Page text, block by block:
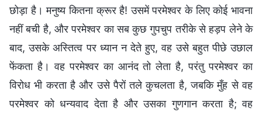
छोड़ा है। मनुष्य कितना क्रूर है! उसमें परमेश्वर के लिए कोई भावना
नहीं बची है, और परमेश्वर का सब कुछ गुपचुप तरीके से हड़प लेने के
बाद, उसके अस्तित्व पर ध्यान न देते हुए, वह उसे बहुत पीछे उछाल
फेंकता है। वह परमेश्वर का आनंद तो लेता है, परंतु परमेश्वर का
विरोध भी करता है और उसे पैरों तले कुचलता है, जबकि मुँह से वह
परमेश्वर को धन्यवाद देता है और उसका गुणगान करता है; वह